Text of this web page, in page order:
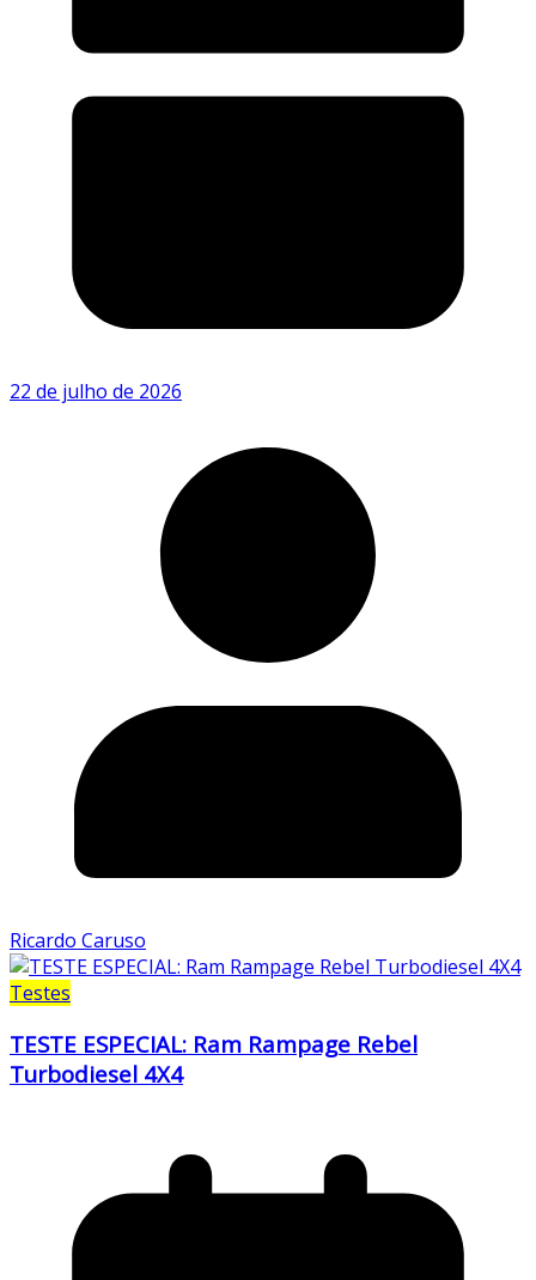
22 de julho de 2026
Ricardo Caruso
Testes
TESTE ESPECIAL: Ram Rampage Rebel
Turbodiesel 4X4